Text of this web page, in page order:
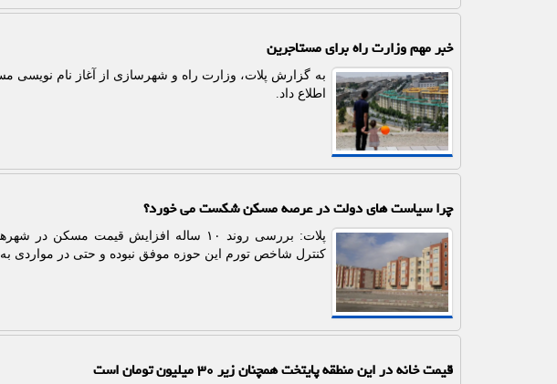
خبر مهم وزارت راه برای مستاجرین
اطلاع داد.
چرا سیاست های دولت در عرصه مسکن شکست می خورد؟
پلات: بررسی روند ۱۰ ساله افزایش قیمت
کنترل شاخص تورم این حوزه موفق نبوده و حتی در مواردی
قیمت خانه در این منطقه پایتخت همچنان زیر ۳۰ میلیون تومان است